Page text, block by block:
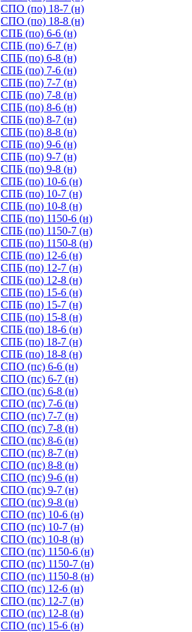
СПО (по) 18-7 (н)
СПО (по) 18-8 (н)
СПБ (по) 6-6 (н)
СПБ (по) 6-7 (н)
СПБ (по) 6-8 (н)
СПБ (по) 7-6 (н)
СПБ (по) 7-7 (н)
СПБ (по) 7-8 (н)
СПБ (по) 8-6 (н)
СПБ (по) 8-7 (н)
СПБ (по) 8-8 (н)
СПБ (по) 9-6 (н)
СПБ (по) 9-7 (н)
СПБ (по) 9-8 (н)
СПБ (по) 10-6 (н)
СПБ (по) 10-7 (н)
СПБ (по) 10-8 (н)
СПБ (по) 1150-6 (н)
СПБ (по) 1150-7 (н)
СПБ (по) 1150-8 (н)
СПБ (по) 12-6 (н)
СПБ (по) 12-7 (н)
СПБ (по) 12-8 (н)
СПБ (по) 15-6 (н)
СПБ (по) 15-7 (н)
СПБ (по) 15-8 (н)
СПБ (по) 18-6 (н)
СПБ (по) 18-7 (н)
СПБ (по) 18-8 (н)
СПО (пс) 6-6 (н)
СПО (пс) 6-7 (н)
СПО (пс) 6-8 (н)
СПО (пс) 7-6 (н)
СПО (пс) 7-7 (н)
СПО (пс) 7-8 (н)
СПО (пс) 8-6 (н)
СПО (пс) 8-7 (н)
СПО (пс) 8-8 (н)
СПО (пс) 9-6 (н)
СПО (пс) 9-7 (н)
СПО (пс) 9-8 (н)
СПО (пс) 10-6 (н)
СПО (пс) 10-7 (н)
СПО (пс) 10-8 (н)
СПО (пс) 1150-6 (н)
СПО (пс) 1150-7 (н)
СПО (пс) 1150-8 (н)
СПО (пс) 12-6 (н)
СПО (пс) 12-7 (н)
СПО (пс) 12-8 (н)
СПО (пс) 15-6 (н)